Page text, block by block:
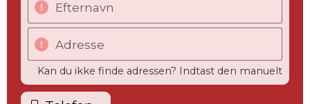
Efternavn
Adresse
Kan du ikke finde adressen? Indtast den manuelt